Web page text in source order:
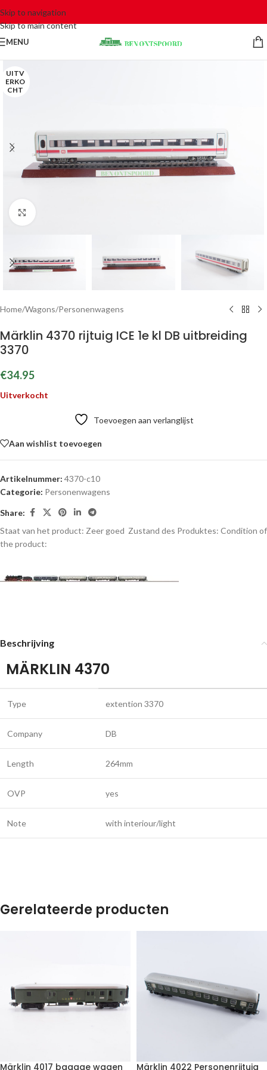
Skip to navigation
Skip to main content
MENU
UITV
ERKO
CHT
Home/Wagons/Personenwagens
Märklin 4370 rijtuig ICE 1e kl DB uitbreiding
3370
€34.95
Uitverkocht
Toevoegen aan verlanglijst
Aan wishlist toevoegen
Artikelnummer: 4370-c10
Categorie: Personenwagens
Share:
Staat van het product: Zeer goed Zustand des Produktes: Condition of
the product:
Beschrijving
MÄRKLIN 4370
Type extention 3370
Company DB
Length 264mm
OVP yes
Note with interiour/light
Gerelateerde producten
Märklin 4017 bagage wagen Märklin 4022 Personenrijtuig